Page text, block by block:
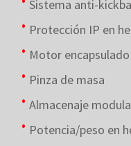
Sistema anti-
Protección IP en
Motor encapsulado
Pinza de masa
Almacenaje
Potencia/peso en